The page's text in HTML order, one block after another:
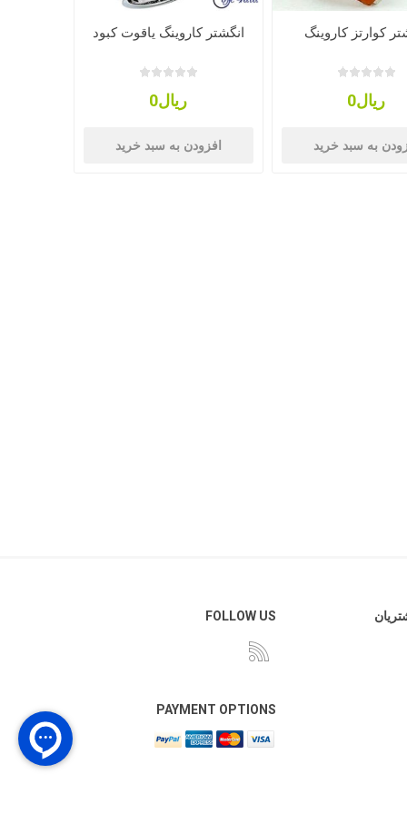
کوارتز کاروینگ
ریال0
به سبد خرید
انگشتر کاروینگ یاقوت کبود
ریال0
افزودن به سبد خرید
FOLLOW US
PAYMENT OPTIONS